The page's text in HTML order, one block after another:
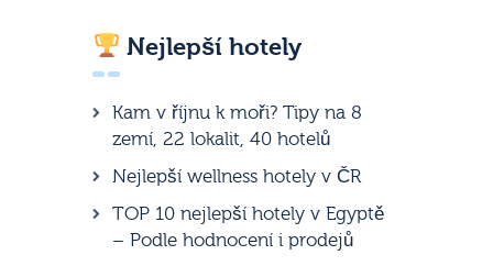
Nejlepší hotely
Kam v říjnu k moři? Tipy na 8
zemí, 22 lokalit, 40 hotelů
Nejlepší wellness hotely v ČR
TOP 10 nejlepší hotely v Egyptě
– Podle hodnocení i prodejů